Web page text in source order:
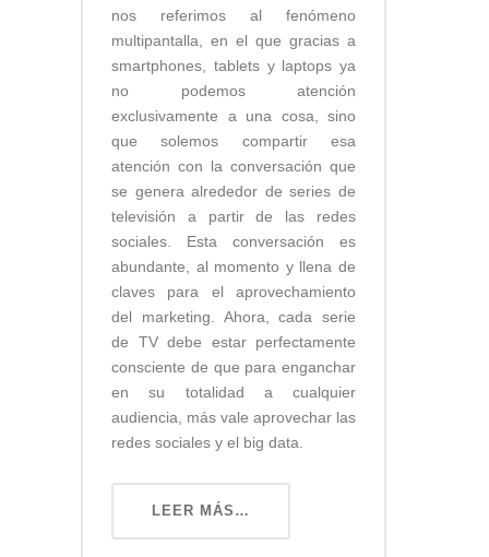
nos referimos al fenómeno
multipantalla, en el que gracias a
smartphones, tablets y laptops ya
no podemos atención
exclusivamente a una cosa, sino
que solemos compartir esa
atención con la conversación que
se genera alrededor de series de
televisión a partir de las redes
sociales. Esta conversación es
abundante, al momento y llena de
claves para el aprovechamiento
del marketing. Ahora, cada serie
de TV debe estar perfectamente
consciente de que para enganchar
en su totalidad a cualquier
audiencia, más vale aprovechar las
redes sociales y el big data.
LEER MÁS…